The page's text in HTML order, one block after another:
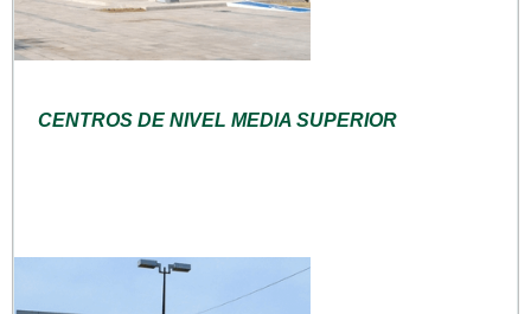
CENTROS DE NIVEL MEDIA SUPERIOR